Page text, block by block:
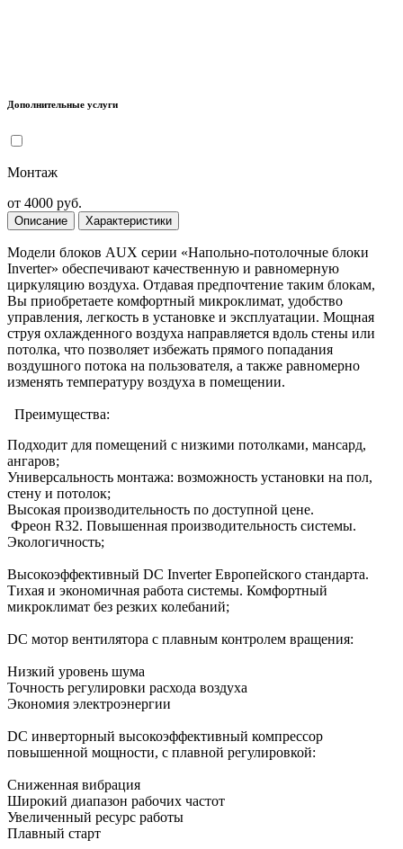
Дополнительные услуги
Монтаж
от 4000 руб.
Описание Характеристики
Модели блоков AUX серии «Напольно-потолочные блоки
Inverter» обеспечивают качественную и равномерную
циркуляцию воздуха. Отдавая предпочтение таким блокам,
Вы приобретаете комфортный микроклимат, удобство
управления, легкость в установке и эксплуатации. Мощная
струя охлажденного воздуха направляется вдоль стены или
потолка, что позволяет избежать прямого попадания
воздушного потока на пользователя, а также равномерно
изменять температуру воздуха в помещении.
Преимущества:
Подходит для помещений с низкими потолками, мансард,
ангаров;
Универсальность монтажа: возможность установки на пол,
стену и потолок;
Высокая производительность по доступной цене.
Фреон R32. Повышенная производительность системы.
Экологичность;
Высокоэффективный DC Inverter Европейского стандарта.
Тихая и экономичная работа системы. Комфортный
микроклимат без резких колебаний;
DC мотор вентилятора с плавным контролем вращения:
Низкий уровень шума
Точность регулировки расхода воздуха
Экономия электроэнергии
DC инверторный высокоэффективный компрессор
повышенной мощности, с плавной регулировкой:
Сниженная вибрация
Широкий диапазон рабочих частот
Увеличенный ресурс работы
Плавный старт